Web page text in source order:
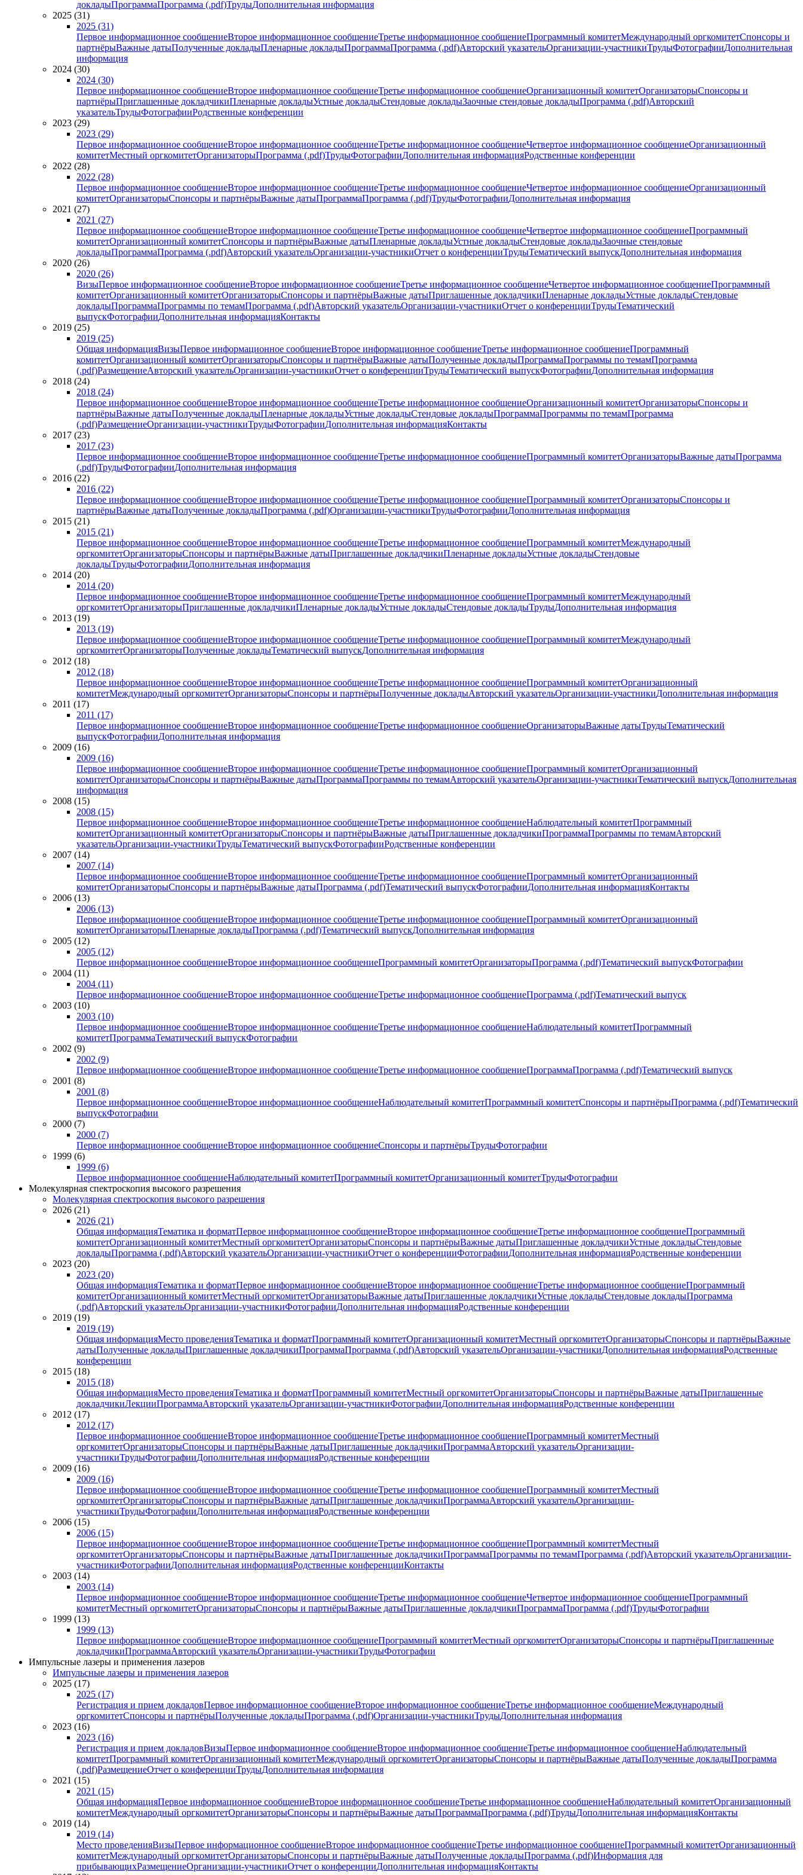
докладыПрограммаПрограмма (.pdf)ТрудыДополнительная информация
2025 (31)
2025 (31)
Первое информационное сообщениеВторое информационное сообщениеТретье информационное сообщениеПрограммный комитетМеждународный оргкомитетСпонсоры и
партнёрыВажные датыПолученные докладыПленарные докладыПрограммаПрограмма (.pdf)Авторский указательОрганизации-участникиТрудыФотографииДополнительная
информация
2024 (30)
2024 (30)
Первое информационное сообщениеВторое информационное сообщениеТретье информационное сообщениеОрганизационный комитетОрганизаторыСпонсоры и
партнёрыПриглашенные докладчикиПленарные докладыУстные докладыСтендовые докладыЗаочные стендовые докладыПрограмма (.pdf)Авторский
указательТрудыФотографииРодственные конференции
2023 (29)
2023 (29)
Первое информационное сообщениеВторое информационное сообщениеТретье информационное сообщениеЧетвертое информационное сообщениеОрганизационный
комитетМестный оргкомитетОрганизаторыПрограмма (.pdf)ТрудыФотографииДополнительная информацияРодственные конференции
2022 (28)
2022 (28)
Первое информационное сообщениеВторое информационное сообщениеТретье информационное сообщениеЧетвертое информационное сообщениеОрганизационный
комитетОрганизаторыСпонсоры и партнёрыВажные датыПрограммаПрограмма (.pdf)ТрудыФотографииДополнительная информация
2021 (27)
2021 (27)
Первое информационное сообщениеВторое информационное сообщениеТретье информационное сообщениеЧетвертое информационное сообщениеПрограммный
комитетОрганизационный комитетСпонсоры и партнёрыВажные датыПленарные докладыУстные докладыСтендовые докладыЗаочные стендовые
докладыПрограммаПрограмма (.pdf)Авторский указательОрганизации-участникиОтчет о конференцииТрудыТематический выпускДополнительная информация
2020 (26)
2020 (26)
ВизыПервое информационное сообщениеВторое информационное сообщениеТретье информационное сообщениеЧетвертое информационное сообщениеПрограммный
комитетОрганизационный комитетОрганизаторыСпонсоры и партнёрыВажные датыПриглашенные докладчикиПленарные докладыУстные докладыСтендовые
докладыПрограммаПрограммы по темамПрограмма (.pdf)Авторский указательОрганизации-участникиОтчет о конференцииТрудыТематический
выпускФотографииДополнительная информацияКонтакты
2019 (25)
2019 (25)
Общая информацияВизыПервое информационное сообщениеВторое информационное сообщениеТретье информационное сообщениеПрограммный
комитетОрганизационный комитетОрганизаторыСпонсоры и партнёрыВажные датыПолученные докладыПрограммаПрограммы по темамПрограмма
(.pdf)РазмещениеАвторский указательОрганизации-участникиОтчет о конференцииТрудыТематический выпускФотографииДополнительная информация
2018 (24)
2018 (24)
Первое информационное сообщениеВторое информационное сообщениеТретье информационное сообщениеОрганизационный комитетОрганизаторыСпонсоры и
партнёрыВажные датыПолученные докладыПленарные докладыУстные докладыСтендовые докладыПрограммаПрограммы по темамПрограмма
(.pdf)РазмещениеОрганизации-участникиТрудыФотографииДополнительная информацияКонтакты
2017 (23)
2017 (23)
Первое информационное сообщениеВторое информационное сообщениеТретье информационное сообщениеПрограммный комитетОрганизаторыВажные датыПрограмма
(.pdf)ТрудыФотографииДополнительная информация
2016 (22)
2016 (22)
Первое информационное сообщениеВторое информационное сообщениеТретье информационное сообщениеПрограммный комитетОрганизаторыСпонсоры и
партнёрыВажные датыПолученные докладыПрограмма (.pdf)Организации-участникиТрудыФотографииДополнительная информация
2015 (21)
2015 (21)
Первое информационное сообщениеВторое информационное сообщениеТретье информационное сообщениеПрограммный комитетМеждународный
оргкомитетОрганизаторыСпонсоры и партнёрыВажные датыПриглашенные докладчикиПленарные докладыУстные докладыСтендовые
докладыТрудыФотографииДополнительная информация
2014 (20)
2014 (20)
Первое информационное сообщениеВторое информационное сообщениеТретье информационное сообщениеПрограммный комитетМеждународный
оргкомитетОрганизаторыПриглашенные докладчикиПленарные докладыУстные докладыСтендовые докладыТрудыДополнительная информация
2013 (19)
2013 (19)
Первое информационное сообщениеВторое информационное сообщениеТретье информационное сообщениеПрограммный комитетМеждународный
оргкомитетОрганизаторыПолученные докладыТематический выпускДополнительная информация
2012 (18)
2012 (18)
Первое информационное сообщениеВторое информационное сообщениеТретье информационное сообщениеПрограммный комитетОрганизационный
комитетМеждународный оргкомитетОрганизаторыСпонсоры и партнёрыПолученные докладыАвторский указательОрганизации-участникиДополнительная информация
2011 (17)
2011 (17)
Первое информационное сообщениеВторое информационное сообщениеТретье информационное сообщениеОрганизаторыВажные датыТрудыТематический
выпускФотографииДополнительная информация
2009 (16)
2009 (16)
Первое информационное сообщениеВторое информационное сообщениеТретье информационное сообщениеПрограммный комитетОрганизационный
комитетОрганизаторыСпонсоры и партнёрыВажные датыПрограммаПрограммы по темамАвторский указательОрганизации-участникиТематический выпускДополнительная
информация
2008 (15)
2008 (15)
Первое информационное сообщениеВторое информационное сообщениеТретье информационное сообщениеНаблюдательный комитетПрограммный
комитетОрганизационный комитетОрганизаторыСпонсоры и партнёрыВажные датыПриглашенные докладчикиПрограммаПрограммы по темамАвторский
указательОрганизации-участникиТрудыТематический выпускФотографииРодственные конференции
2007 (14)
2007 (14)
Первое информационное сообщениеВторое информационное сообщениеТретье информационное сообщениеПрограммный комитетОрганизационный
комитетОрганизаторыСпонсоры и партнёрыВажные датыПрограмма (.pdf)Тематический выпускФотографииДополнительная информацияКонтакты
2006 (13)
2006 (13)
Первое информационное сообщениеВторое информационное сообщениеТретье информационное сообщениеПрограммный комитетОрганизационный
комитетОрганизаторыПленарные докладыПрограмма (.pdf)Тематический выпускДополнительная информация
2005 (12)
2005 (12)
Первое информационное сообщениеВторое информационное сообщениеПрограммный комитетОрганизаторыПрограмма (.pdf)Тематический выпускФотографии
2004 (11)
2004 (11)
Первое информационное сообщениеВторое информационное сообщениеТретье информационное сообщениеПрограмма (.pdf)Тематический выпуск
2003 (10)
2003 (10)
Первое информационное сообщениеВторое информационное сообщениеТретье информационное сообщениеНаблюдательный комитетПрограммный
комитетПрограммаТематический выпускФотографии
2002 (9)
2002 (9)
Первое информационное сообщениеВторое информационное сообщениеТретье информационное сообщениеПрограммаПрограмма (.pdf)Тематический выпуск
2001 (8)
2001 (8)
Первое информационное сообщениеВторое информационное сообщениеНаблюдательный комитетПрограммный комитетСпонсоры и партнёрыПрограмма (.pdf)Тематический
выпускФотографии
2000 (7)
2000 (7)
Первое информационное сообщениеВторое информационное сообщениеСпонсоры и партнёрыТрудыФотографии
1999 (6)
1999 (6)
Первое информационное сообщениеНаблюдательный комитетПрограммный комитетОрганизационный комитетТрудыФотографии
Молекулярная спектроскопия высокого разрешения
Молекулярная спектроскопия высокого разрешения
2026 (21)
2026 (21)
Общая информацияТематика и форматПервое информационное сообщениеВторое информационное сообщениеТретье информационное сообщениеПрограммный
комитетОрганизационный комитетМестный оргкомитетОрганизаторыСпонсоры и партнёрыВажные датыПриглашенные докладчикиУстные докладыСтендовые
докладыПрограмма (.pdf)Авторский указательОрганизации-участникиОтчет о конференцииФотографииДополнительная информацияРодственные конференции
2023 (20)
2023 (20)
Общая информацияТематика и форматПервое информационное сообщениеВторое информационное сообщениеТретье информационное сообщениеПрограммный
комитетОрганизационный комитетМестный оргкомитетОрганизаторыВажные датыПриглашенные докладчикиУстные докладыСтендовые докладыПрограмма
(.pdf)Авторский указательОрганизации-участникиФотографииДополнительная информацияРодственные конференции
2019 (19)
2019 (19)
Общая информацияМесто проведенияТематика и форматПрограммный комитетОрганизационный комитетМестный оргкомитетОрганизаторыСпонсоры и партнёрыВажные
датыПолученные докладыПриглашенные докладчикиПрограммаПрограмма (.pdf)Авторский указательОрганизации-участникиДополнительная информацияРодственные
конференции
2015 (18)
2015 (18)
Общая информацияМесто проведенияТематика и форматПрограммный комитетМестный оргкомитетОрганизаторыСпонсоры и партнёрыВажные датыПриглашенные
докладчикиЛекцииПрограммаАвторский указательОрганизации-участникиФотографииДополнительная информацияРодственные конференции
2012 (17)
2012 (17)
Первое информационное сообщениеВторое информационное сообщениеТретье информационное сообщениеПрограммный комитетМестный
оргкомитетОрганизаторыСпонсоры и партнёрыВажные датыПриглашенные докладчикиПрограммаАвторский указательОрганизации-
участникиТрудыФотографииДополнительная информацияРодственные конференции
2009 (16)
2009 (16)
Первое информационное сообщениеВторое информационное сообщениеТретье информационное сообщениеПрограммный комитетМестный
оргкомитетОрганизаторыСпонсоры и партнёрыВажные датыПриглашенные докладчикиПрограммаАвторский указательОрганизации-
участникиТрудыФотографииДополнительная информацияРодственные конференции
2006 (15)
2006 (15)
Первое информационное сообщениеВторое информационное сообщениеТретье информационное сообщениеПрограммный комитетМестный
оргкомитетОрганизаторыСпонсоры и партнёрыВажные датыПриглашенные докладчикиПрограммаПрограммы по темамПрограмма (.pdf)Авторский указательОрганизации-
участникиФотографииДополнительная информацияРодственные конференцииКонтакты
2003 (14)
2003 (14)
Первое информационное сообщениеВторое информационное сообщениеТретье информационное сообщениеЧетвертое информационное сообщениеПрограммный
комитетМестный оргкомитетОрганизаторыСпонсоры и партнёрыВажные датыПриглашенные докладчикиПрограммаПрограмма (.pdf)ТрудыФотографии
1999 (13)
1999 (13)
Первое информационное сообщениеВторое информационное сообщениеПрограммный комитетМестный оргкомитетОрганизаторыСпонсоры и партнёрыПриглашенные
докладчикиПрограммаАвторский указательОрганизации-участникиТрудыФотографии
Импульсные лазеры и применения лазеров
Импульсные лазеры и применения лазеров
2025 (17)
2025 (17)
Регистрация и прием докладовПервое информационное сообщениеВторое информационное сообщениеТретье информационное сообщениеМеждународный
оргкомитетСпонсоры и партнёрыПолученные докладыПрограмма (.pdf)Организации-участникиТрудыДополнительная информация
2023 (16)
2023 (16)
Регистрация и прием докладовВизыПервое информационное сообщениеВторое информационное сообщениеТретье информационное сообщениеНаблюдательный
комитетПрограммный комитетОрганизационный комитетМеждународный оргкомитетОрганизаторыСпонсоры и партнёрыВажные датыПолученные докладыПрограмма
(.pdf)РазмещениеОтчет о конференцииТрудыДополнительная информация
2021 (15)
2021 (15)
Общая информацияПервое информационное сообщениеВторое информационное сообщениеТретье информационное сообщениеНаблюдательный комитетОрганизационный
комитетМеждународный оргкомитетОрганизаторыСпонсоры и партнёрыВажные датыПрограммаПрограмма (.pdf)ТрудыДополнительная информацияКонтакты
2019 (14)
2019 (14)
Место проведенияВизыПервое информационное сообщениеВторое информационное сообщениеТретье информационное сообщениеПрограммный комитетОрганизационный
комитетМеждународный оргкомитетОрганизаторыСпонсоры и партнёрыВажные датыПолученные докладыПрограмма (.pdf)Информация для
прибывающихРазмещениеОрганизации-участникиОтчет о конференцииДополнительная информацияКонтакты